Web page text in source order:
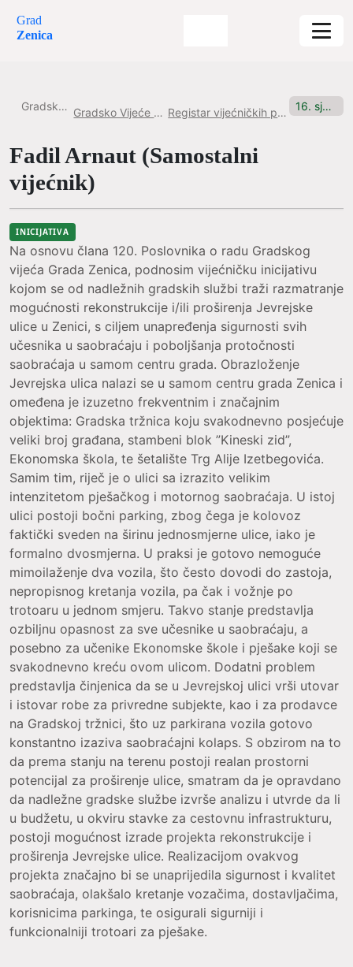
Grad
Zenica
Gradska uprava Gradsko Vijeće Grada Zenice Registar vijećničkih pitanja i inicijativa 16. sjednica, 2.2.2026. godine Inicijativa br. 12
Fadil Arnaut (Samostalni
vijećnik)
INICIJATIVA
Na osnovu člana 120. Poslovnika o radu Gradskog
vijeća Grada Zenica, podnosim vijećničku inicijativu
kojom se od nadležnih gradskih službi traži razmatranje
mogućnosti rekonstrukcije i/ili proširenja Jevrejske
ulice u Zenici, s ciljem unapređenja sigurnosti svih
učesnika u saobraćaju i poboljšanja protočnosti
saobraćaja u samom centru grada. Obrazloženje
Jevrejska ulica nalazi se u samom centru grada Zenica i
omeđena je izuzetno frekventnim i značajnim
objektima: Gradska tržnica koju svakodnevno posjećuje
veliki broj građana, stambeni blok ”Kineski zid”,
Ekonomska škola, te šetalište Trg Alije Izetbegovića.
Samim tim, riječ je o ulici sa izrazito velikim
intenzitetom pješačkog i motornog saobraćaja. U istoj
ulici postoji bočni parking, zbog čega je kolovoz
faktički sveden na širinu jednosmjerne ulice, iako je
formalno dvosmjerna. U praksi je gotovo nemoguće
mimoilaženje dva vozila, što često dovodi do zastoja,
nepropisnog kretanja vozila, pa čak i vožnje po
trotoaru u jednom smjeru. Takvo stanje predstavlja
ozbiljnu opasnost za sve učesnike u saobraćaju, a
posebno za učenike Ekonomske škole i pješake koji se
svakodnevno kreću ovom ulicom. Dodatni problem
predstavlja činjenica da se u Jevrejskoj ulici vrši utovar
i istovar robe za privredne subjekte, kao i za prodavce
na Gradskoj tržnici, što uz parkirana vozila gotovo
konstantno izaziva saobraćajni kolaps. S obzirom na to
da prema stanju na terenu postoji realan prostorni
potencijal za proširenje ulice, smatram da je opravdano
da nadležne gradske službe izvrše analizu i utvrde da li
u budžetu, u okviru stavke za cestovnu infrastrukturu,
postoji mogućnost izrade projekta rekonstrukcije i
proširenja Jevrejske ulice. Realizacijom ovakvog
projekta značajno bi se unaprijedila sigurnost i kvalitet
saobraćaja, olakšalo kretanje vozačima, dostavljačima,
korisnicima parkinga, te osigurali sigurniji i
funkcionalniji trotoari za pješake.